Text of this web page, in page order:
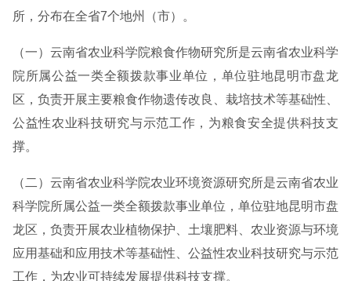
所，分布在全省7个地州（市）。
（一）云南省农业科学院粮食作物研究所是云南省农业科学
院所属公益一类全额拨款事业单位，单位驻地昆明市盘龙
区，负责开展主要粮食作物遗传改良、栽培技术等基础性、
公益性农业科技研究与示范工作，为粮食安全提供科技支
撑。
（二）云南省农业科学院农业环境资源研究所是云南省农业
科学院所属公益一类全额拨款事业单位，单位驻地昆明市盘
龙区，负责开展农业植物保护、土壤肥料、农业资源与环境
应用基础和应用技术等基础性、公益性农业科技研究与示范
工作，为农业可持续发展提供科技支撑。